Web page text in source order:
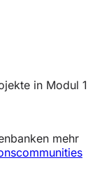
in Modul 1
mehr